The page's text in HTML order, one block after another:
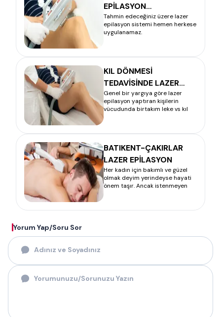
EPİLASYON
UYGULAMASI YAPILIR
MI?
Tahmin edeceğiniz üzere lazer
epilasyon sistemi hemen herkese
uygulanamaz.
KIL DÖNMESİ
TEDAVİSİNDE LAZER
ETKİLİMİDİR?
Genel bir yargıya göre lazer
epilasyon yaptıran kişilerin
vücudunda birtakım leke vs kıl
BATIKENT-ÇAKIRLAR
LAZER EPİLASYON
Her kadın için bakımlı ve güzel
olmak deyim yerindeyse hayati
önem taşır. Ancak istenmeyen
Yorum Yap/Soru Sor